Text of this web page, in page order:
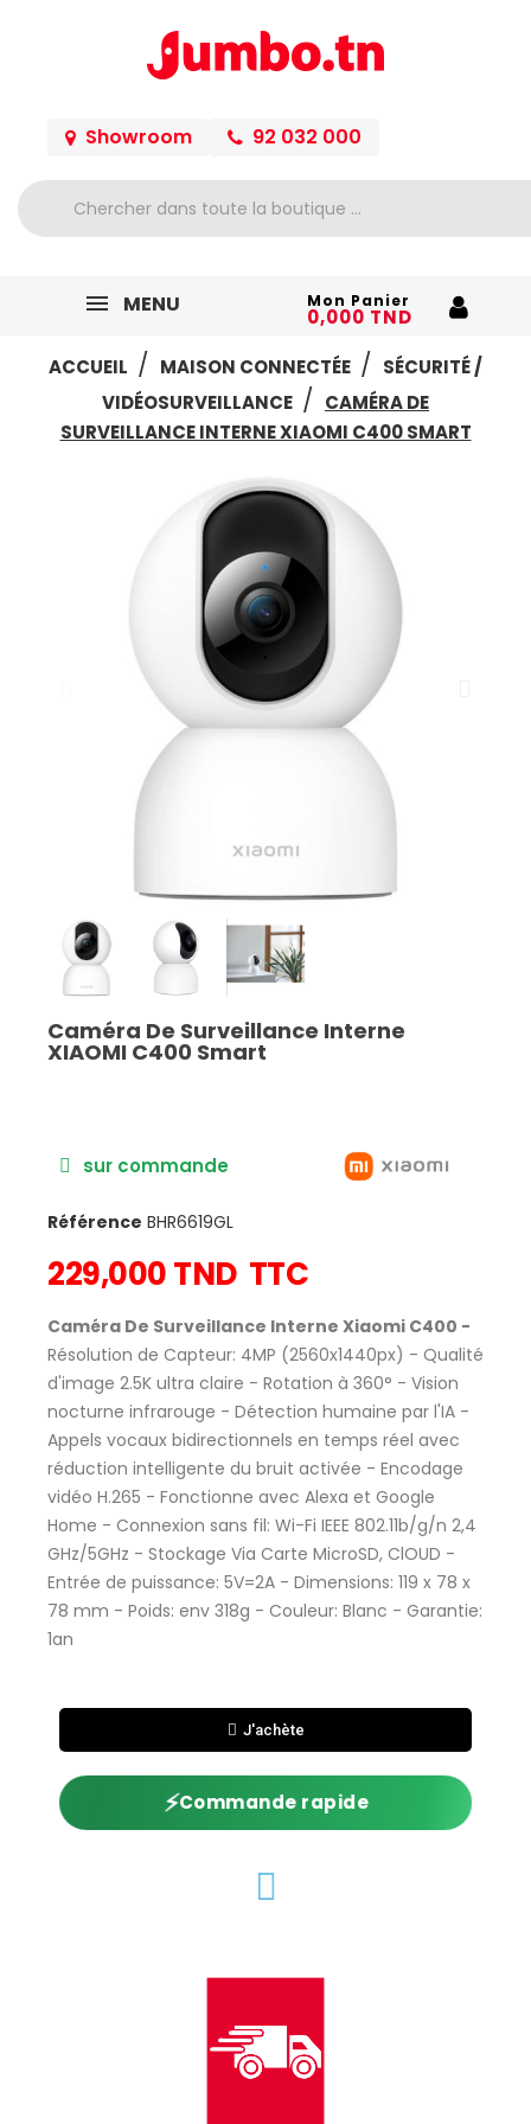
Showroom 92 032 000
MENU Mon Panier
0,000 TND
ACCUEIL
MAISON CONNECTÉE
SÉCURITÉ /
VIDÉOSURVEILLANCE
CAMÉRA DE
SURVEILLANCE INTERNE XIAOMI C400 SMART
Caméra De Surveillance Interne
XIAOMI C400 Smart
sur commande
Référence BHR6619GL
229,000 TND TTC
Caméra De Surveillance Interne Xiaomi C400 -
Résolution de Capteur: 4MP (2560x1440px) - Qualité
d'image 2.5K ultra claire - Rotation à 360° - Vision
nocturne infrarouge - Détection humaine par l'IA -
Appels vocaux bidirectionnels en temps réel avec
réduction intelligente du bruit activée - Encodage
vidéo H.265 - Fonctionne avec Alexa et Google
Home - Connexion sans fil: Wi-Fi IEEE 802.11b/g/n 2,4
GHz/5GHz - Stockage Via Carte MicroSD, ClOUD -
Entrée de puissance: 5V=2A - Dimensions: 119 x 78 x
78 mm - Poids: env 318g - Couleur: Blanc - Garantie:
1an
J'achète
⚡Commande rapide